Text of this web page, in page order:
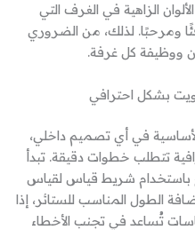
الزاهية في الغرف التي
ومرحبًا. لذلك، من الضروري
ووظيفة كل غرفة.
بشكل احترافي
في أي تصميم داخلي،
تتطلب خطوات دقيقة. تبدأ
باستخدام شريط قياس لقياس
الطول المناسب للستائر، إذا
تُساعد في تجنب الأخطاء